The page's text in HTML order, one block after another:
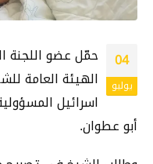
04
يوليو
حمّل عضو اللجنة
الهيئة العامة
اسرائيل
أبو عطوان.